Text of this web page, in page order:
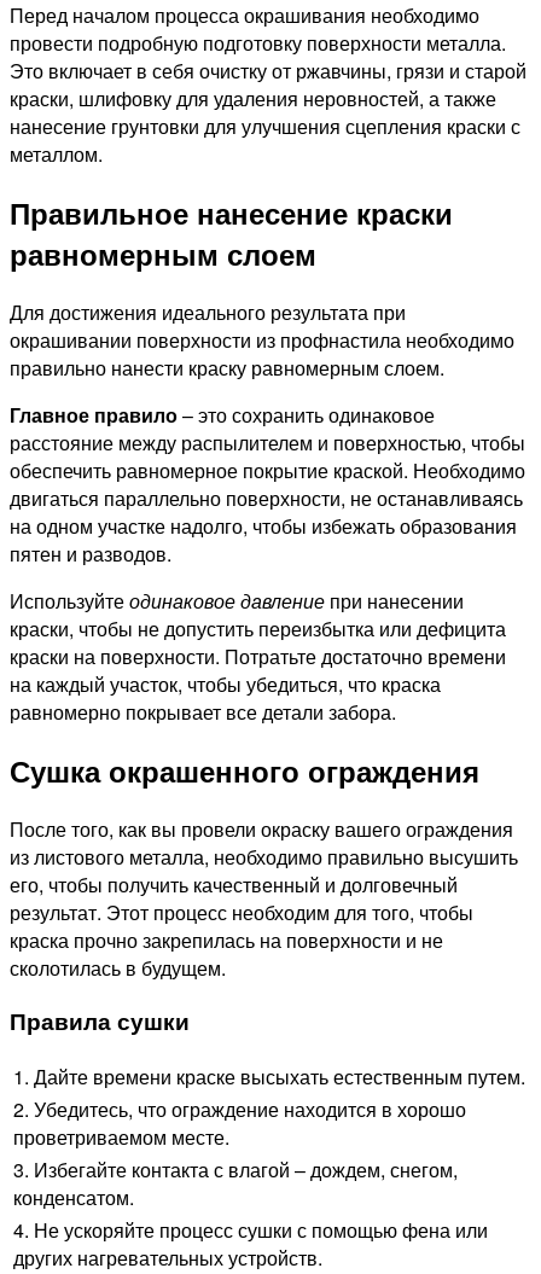
Перед началом процесса окрашивания необходимо
провести подробную подготовку поверхности металла.
Это включает в себя очистку от ржавчины, грязи и старой
краски, шлифовку для удаления неровностей, а также
нанесение грунтовки для улучшения сцепления краски с
металлом.
Правильное нанесение краски
равномерным слоем
Для достижения идеального результата при
окрашивании поверхности из профнастила необходимо
правильно нанести краску равномерным слоем.
Главное правило– это сохранить одинаковое
расстояние между распылителем и поверхностью, чтобы
обеспечить равномерное покрытие краской. Необходимо
двигаться параллельно поверхности, не останавливаясь
на одном участке надолго, чтобы избежать образования
пятен и разводов.
Используйтеодинаковое давление при нанесении
краски, чтобы не допустить переизбытка или дефицита
краски на поверхности. Потратьте достаточно времени
на каждый участок, чтобы убедиться, что краска
равномерно покрывает все детали забора.
Сушка окрашенного ограждения
После того, как вы провели окраску вашего ограждения
из листового металла, необходимо правильно высушить
его, чтобы получить качественный и долговечный
результат. Этот процесс необходим для того, чтобы
краска прочно закрепилась на поверхности и не
сколотилась в будущем.
Правила сушки
1. Дайте времени краске высыхать естественным путем.
2. Убедитесь, что ограждение находится в хорошо
проветриваемом месте.
3. Избегайте контакта с влагой – дождем, снегом,
конденсатом.
4. Не ускоряйте процесс сушки с помощью фена или
других нагревательных устройств.